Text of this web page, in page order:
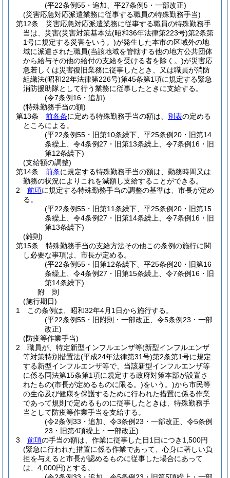
(平22条例55・追加、平27条例5・一部改正)
(災害応急対応派遣業務に従事する職員の特殊勤務手当)
第12条
災害応急対応派遣業務に従事する職員の特殊勤務手
当は、災害(災害対策基本法(昭和36年法律第223号)第2条第
1号に規定する災害をいう。)が発生した本市の区域外の地
域に派遣された職員(当該地域を管轄する他の地方公共団体
から給与その他の給付の支給を受ける者を除く。)が災害応
急若しくは災害復旧業務に従事したとき、又は職員が消防
組織法(昭和22年法律第226号)第45条第1項に規定する緊急
消防援助隊として行う業務に従事したときに支給する。
(令7条例16・追加)
(特殊勤務手当の額)
第13条
前各条に定める特殊勤務手当の額は、 別表の定める
ところによる。
(平22条例55・旧第10条繰下、平25条例20・旧第14
条繰上、令4条例27・旧第13条繰上、令7条例16・旧
第12条繰下)
(支給額の調整)
第14条
前条に規定する特殊勤務手当の額は、勤務時間又は
勤務の状況によりこれを減額し支給することができる。
2
前項に規定する特殊勤務手当の調整の基準は、市長が定め
る。
(平22条例55・旧第11条繰下、平25条例20・旧第15
条繰上、令4条例27・旧第14条繰上、令7条例16・旧
第13条繰下)
(雑則)
第15条
特殊勤務手当の支給方法その他この条例の施行に関
し必要な事項は、市長が定める。
(平22条例55・旧第12条繰下、平25条例20・旧第16
条繰上、令4条例27・旧第15条繰上、令7条例16・旧
第14条繰下)
附 則
(施行期日)
1
この条例は、昭和32年4月1日から施行する。
(平22条例55・旧附則・一部改正、令5条例23・一部
改正)
(防疫等作業手当)
2
職員が、特定新型インフルエンザ等(新型インフルエンザ
等対策特別措置法(平成24年法律第31号)第2条第1号に規定
する新型インフルエンザ等で、当該新型インフルエンザ等
に係る同法第15条第1項に規定する政府対策本部が設置さ
れたもの(市長が定めるものに限る。)をいう。)から市民等
の生命及び健康を保護するために行われた措置に係る作業
であって規則で定めるものに従事したときは、特殊勤務手
当として防疫等作業手当を支給する。
(令2条例33・追加、令3条例23・一部改正、令5条例
23・旧第4項繰上・一部改正)
3
前項の手当の額は、作業に従事した日1日につき1,500円
(緊急に行われた措置に係る作業であって、心身に著しい負
担を与えると市長が認めるものに従事した場合にあって
は、4,000円)とする。